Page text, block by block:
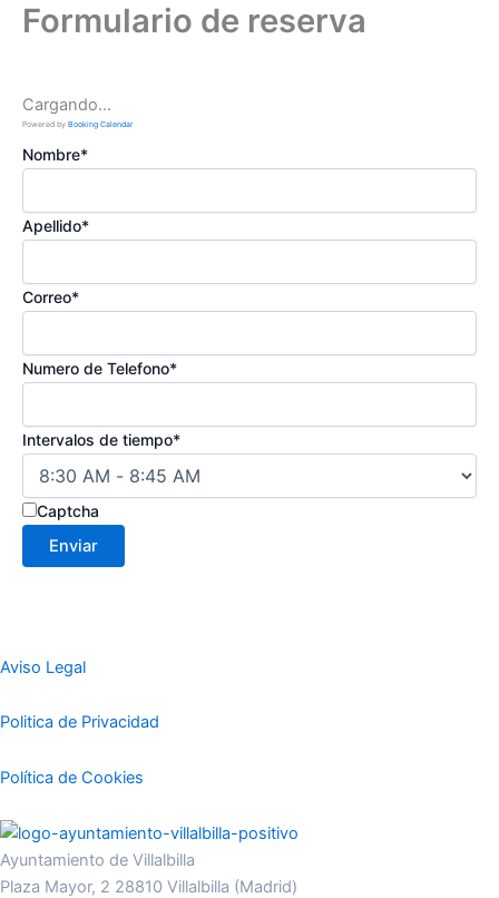
Formulario de reserva
Cargando...
Powered by Booking Calendar
Nombre*
Apellido*
Correo*
Numero de Telefono*
Intervalos de tiempo*
Captcha
Aviso Legal
Politica de Privacidad
Política de Cookies
Ayuntamiento de Villalbilla
Plaza Mayor, 2 28810 Villalbilla (Madrid)